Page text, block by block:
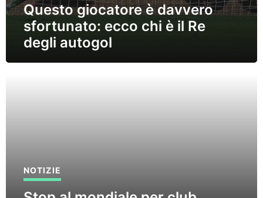
Questo giocatore è davvero
sfortunato: ecco chi è il Re
degli autogol
NOTIZIE